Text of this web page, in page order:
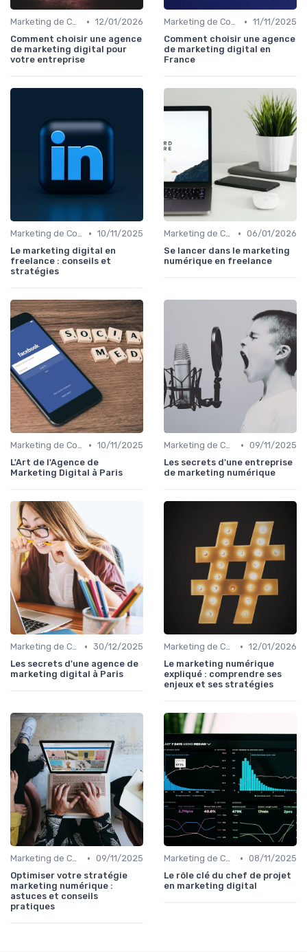
Marketing de Contenu • 12/01/2026
Comment choisir une agence
de marketing digital pour
votre entreprise
Marketing de Contenu • 11/11/2025
Comment choisir une agence
de marketing digital en
France
Marketing de Contenu • 10/11/2025
Le marketing digital en
freelance : conseils et
stratégies
Marketing de Contenu • 06/01/2026
Se lancer dans le marketing
numérique en freelance
Marketing de Contenu • 10/11/2025
L'Art de l'Agence de
Marketing Digital à Paris
Marketing de Contenu • 09/11/2025
Les secrets d'une entreprise
de marketing numérique
Marketing de Contenu • 30/12/2025
Les secrets d'une agence de
marketing digital à Paris
Marketing de Contenu • 12/01/2026
Le marketing numérique
expliqué : comprendre ses
enjeux et ses stratégies
Marketing de Contenu • 09/11/2025
Optimiser votre stratégie
marketing numérique :
astuces et conseils
pratiques
Marketing de Contenu • 08/11/2025
Le rôle clé du chef de projet
en marketing digital